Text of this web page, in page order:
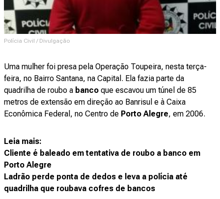
Polícia Civil / Divulgação
Uma mulher foi presa pela Operação Toupeira, nesta terça-
feira, no Bairro Santana, na Capital. Ela fazia parte da
quadrilha de roubo a banco que escavou um túnel de 85
metros de extensão em direção ao Banrisul e à Caixa
Econômica Federal, no Centro de Porto Alegre, em 2006.
Leia mais:
Cliente é baleado em tentativa de roubo a banco em
Porto Alegre
Ladrão perde ponta de dedos e leva a polícia até
quadrilha que roubava cofres de bancos